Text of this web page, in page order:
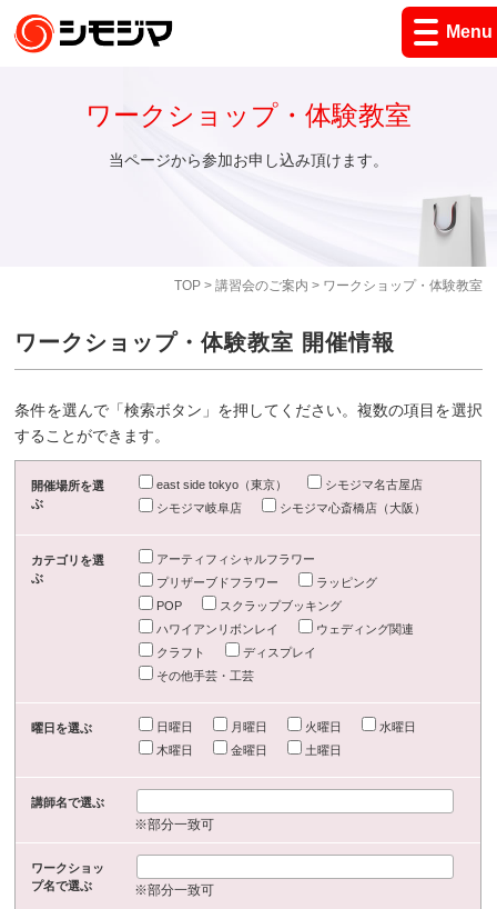
Menu
TOP> 講習会のご案内 > ワークショップ・体験教室
ワークショップ・体験教室
当ページから参加お申し込み頂けます。
ワークショップ・体験教室 開催情報
条件を選んで「検索ボタン」を押してください。複数の項目を選択
することができます。
開催場所を選
ぶ
east side tokyo（東京）
シモジマ名古屋店
シモジマ岐阜店
シモジマ心斎橋店（大阪）
カテゴリを選
ぶ
アーティフィシャルフラワー
プリザーブドフラワー
ラッピング
POP
スクラップブッキング
ハワイアンリボンレイ
ウェディング関連
クラフト
ディスプレイ
その他手芸・工芸
曜日を選ぶ 日曜日 月曜日 火曜日
水曜日
木曜日
金曜日 土曜日
講師名で選ぶ
※部分一致可
ワークショッ
プ名で選ぶ
※部分一致可